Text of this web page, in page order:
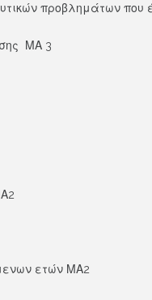
προβλημάτων που
ΜΑ 3
ετών ΜΑ2